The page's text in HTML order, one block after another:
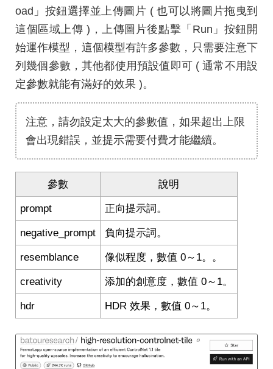
oad」按鈕選擇並上傳圖片 ( 也可以將圖片拖曳到
這個區域上傳 )，上傳圖片後點擊「Run」按鈕開
始運作模型，這個模型有許多參數，只需要注意下
列幾個參數，其他都使用預設值即可 ( 通常不用設
定參數就能有滿好的效果 )。
注意，請勿設定太大的參數值，如果超出上限
會出現錯誤，並提示需要付費才能繼續。
參數 說明
prompt 正向提示詞。
negative_prompt 負向提示詞。
resemblance 像似程度，數值 0～1。。
creativity 添加的創意度，數值 0～1。
hdr HDR 效果，數值 0～1。